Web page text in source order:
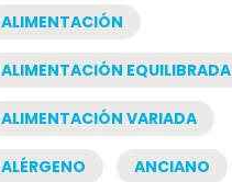
ALIMENTACIÓN
ALIMENTACIÓN EQUILIBRADA
ALIMENTACIÓN VARIADA
ALÉRGENO ANCIANO